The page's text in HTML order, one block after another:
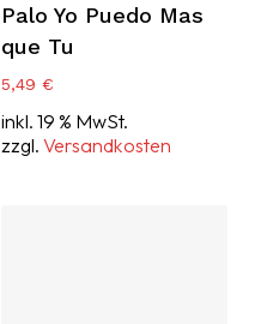
Palo Yo Puedo Mas
que Tu
5,49€
inkl. 19 % MwSt.
zzgl.Versandkosten